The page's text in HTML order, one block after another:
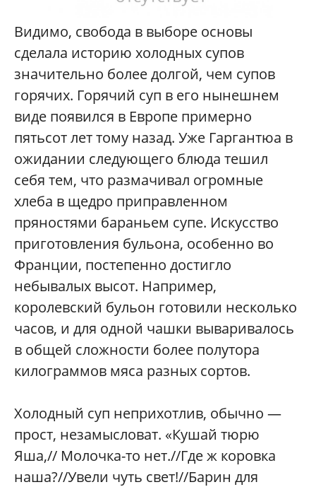
Видимо, свобода в выборе основы
сделала историю холодных супов
значительно более долгой, чем супов
горячих. Горячий суп в его нынешнем
виде появился в Европе примерно
пятьсот лет тому назад. Уже Гаргантюа в
ожидании следующего блюда тешил
себя тем, что размачивал огромные
хлеба в щед­ро приправленном
пряностями бараньем супе. Искусство
приготовления бульона, особенно во
Франции, постепенно достигло
небывалых высот. Например,
королевский бульон готовили несколько
часов, и для одной чашки вываривалось
в общей сложности более полутора
килограммов мяса разных сортов.
Холодный суп неприхотлив, обычно —
прост, незамысловат. «Кушай тюрю
Яша,// Молочка-то нет.//Где ж коровка
наша?//Увели чуть свет!//Барин для